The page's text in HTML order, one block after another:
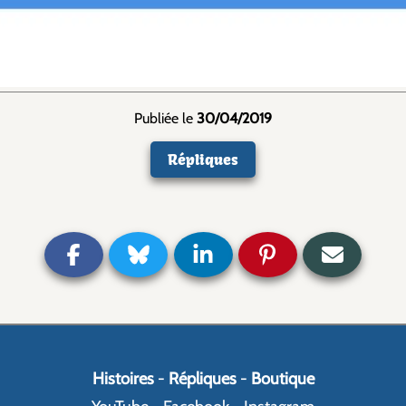
Publiée le 30/04/2019
Répliques
Histoires- Répliques- Boutique